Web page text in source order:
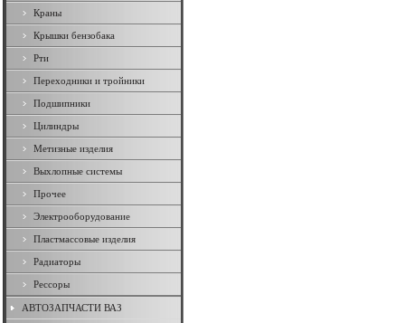
Краны
Крышки бензобака
Рти
Переходники и тройники
Подшипники
Цилиндры
Метизные изделия
Выхлопные системы
Прочее
Электрооборудование
Пластмассовые изделия
Радиаторы
Рессоры
АВТОЗАПЧАСТИ ВАЗ